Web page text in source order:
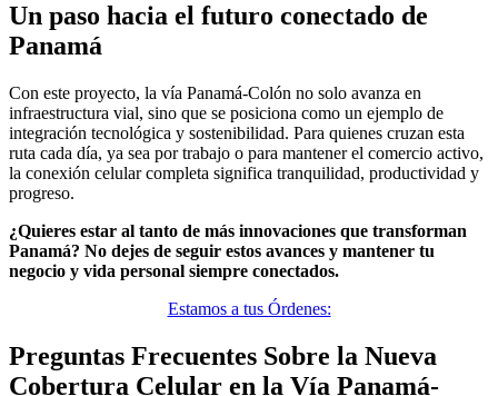
Un paso hacia el futuro conectado de
Panamá
Con este proyecto, la vía Panamá-Colón no solo avanza en
infraestructura vial, sino que se posiciona como un ejemplo de
integración tecnológica y sostenibilidad. Para quienes cruzan esta
ruta cada día, ya sea por trabajo o para mantener el comercio activo,
la conexión celular completa significa tranquilidad, productividad y
progreso.
¿Quieres estar al tanto de más innovaciones que transforman
Panamá? No dejes de seguir estos avances y mantener tu
negocio y vida personal siempre conectados.
Estamos a tus Órdenes:
Preguntas Frecuentes Sobre la Nueva
Cobertura Celular en la Vía Panamá-